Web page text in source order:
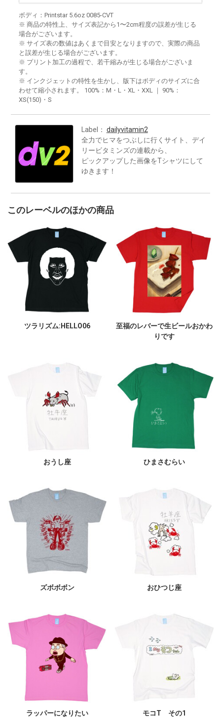
ボディ：Printstar 5.6oz 0085-CVT
※ 商品の特性上、サイズ表記から1〜2cm程度の誤差が生じる
場合がございます。
※ サイズ表の数値はあくまで目安となりますので、実際の商品
と誤差が生じる場合がございます。
※ プリント加工の過程で、若干縮みが生じる場合がございま
す。
※ インクジェットの特性を生かし、版下はボディのサイズに合
わせて縮小されます。 100%：M・L・XL・XXL ｜ 90%：
XS(150)・S
Label： dailyvitamin2
全力でヒマをつぶしに行くサイト、デイ
リービタミンズの連載から、
ピックアップした画像をTシャツにして
ゆきます！
このレーベルのほかの商品
ツラリズム:HELLO06
至福のレバーで生ビールおかわ
りです
おうし座 ひまさむらい
ズボボボン おひつじ座
ラッパーになりたい モコT その1